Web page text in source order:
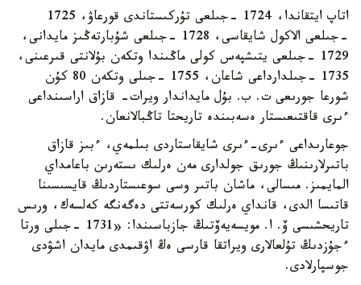
اتاپ ايتقاندا، 1724 -جىلعى تۇركىستاندى قورعاۋ، 1725
-جىلعى الاكول شايقاسى، 1728 -جىلعى شۇبارتەڭىز مايدانى،
1729 -جىلعى يتىشپەس كولى ماڭىندا وتكەن بۇلانتى قىرعىنى،
1735 -جىلدارداعى شاعان، 1755 -جىلى وتكەن 80 كۇن
شورعا جورىعى ت. ب. بۇل مايداندار ويرات- قازاق اراسىنداعى
ءىرى قاقتىعىستار ەسەبىندە تاريحتا تاڭبالانعان.
جوعارىداعى ءىرى-ءىرى شايقاستاردى بىلمەي، ءبىز قازاق
باتىرلارىنىڭ جورىق جولدارى مەن ەرلىك ىستەرىن باعامداي
المايمىز. مىسالى، ماشان باتىر وسى سوعىستاردىڭ قايسىسىنا
قاتىسا الدى، قانداي ەرلىك كورسەتتى دەگەنگە كەلسەك، ورىس
تاريحشىسى ۆ. ا. مويسەيەۆتىڭ جازباسىندا: «1731 -جىلى ورتا
ءجۇزدىڭ تۇلعالارى ويراتقا قارسى ەڭ اۋقىمدى مايدان اشۋدى
جوسپارلادى.